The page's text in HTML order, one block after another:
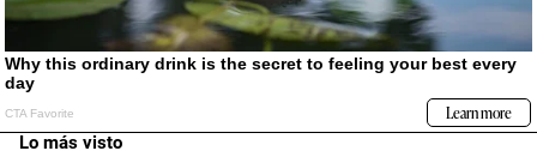
Lo más visto